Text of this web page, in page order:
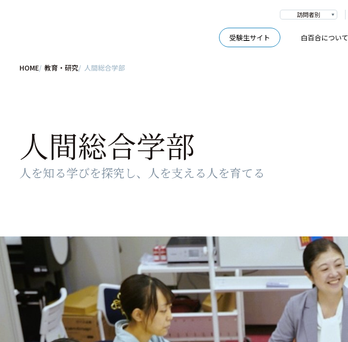
訪問者別
受験生サイト 白百合について
HOME 教育・研究 人間総合学部
人間総合学部
人を知る学びを探究し、人を支える人を育てる